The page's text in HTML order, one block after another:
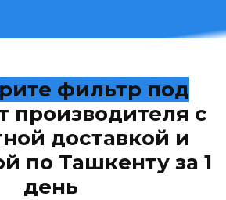
фильтр под
производителя с
доставкой и
по Ташкенту за 1
день